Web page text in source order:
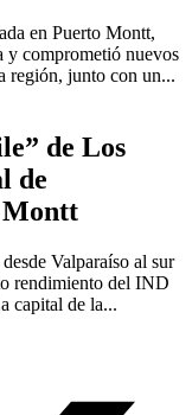
en Puerto Montt,
y comprometió nuevos
región, junto con un...
de Los
de
Montt
Valparaíso al sur
rendimiento del IND
capital de la...